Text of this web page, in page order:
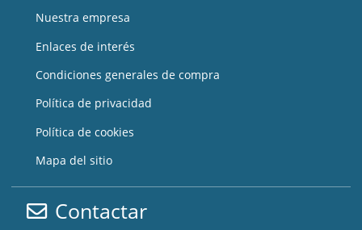
Nuestra empresa
Enlaces de interés
Condiciones generales de compra
Política de privacidad
Política de cookies
Mapa del sitio
Contactar